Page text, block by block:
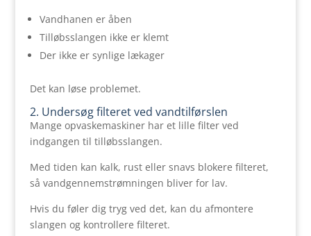
Vandhanen er åben
Tilløbsslangen ikke er klemt
Der ikke er synlige lækager
Det kan løse problemet.
2. Undersøg filteret ved vandtilførslen
Mange opvaskemaskiner har et lille filter ved
indgangen til tilløbsslangen.
Med tiden kan kalk, rust eller snavs blokere filteret,
så vandgennemstrømningen bliver for lav.
Hvis du føler dig tryg ved det, kan du afmontere
slangen og kontrollere filteret.